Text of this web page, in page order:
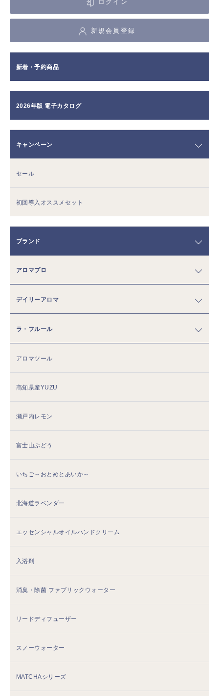
ログイン
新規会員登録
新着・予約商品
2026年版 電子カタログ
キャンペーン
セール
初回導入オススメセット
ブランド
アロマプロ
デイリーアロマ
ラ・フルール
アロマツール
高知県産YUZU
瀬戸内レモン
富士山ぶどう
いちご～おとめとあいか～
北海道ラベンダー
エッセンシャルオイルハンドクリーム
入浴剤
消臭・除菌 ファブリックウォーター
リードディフューザー
スノーウォーター
MATCHAシリーズ